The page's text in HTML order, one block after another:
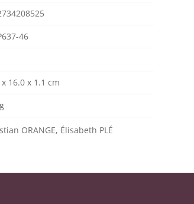
46
16.0 x 1.1 cm
ORANGE, Élisabeth PLÉ